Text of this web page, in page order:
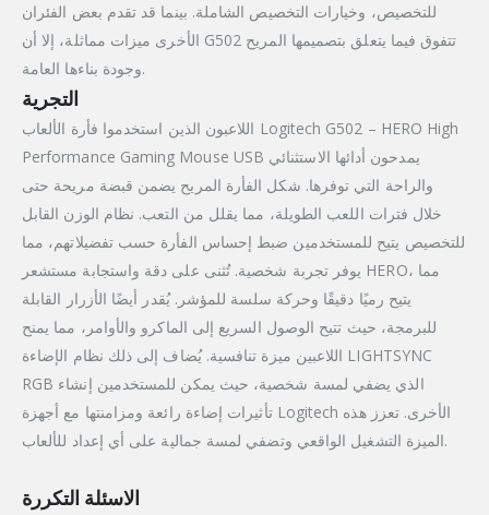
للتخصيص، وخيارات التخصيص الشاملة. بينما قد تقدم بعض الفئران
الأخرى ميزات مماثلة، إلا أن G502 تتفوق فيما يتعلق بتصميمها المريح
وجودة بناءها العامة.
التجرية
اللاعبون الذين استخدموا فأرة الألعاب Logitech G502 – HERO High
Performance Gaming Mouse USB يمدحون أدائها الاستثنائي
والراحة التي توفرها. شكل الفأرة المريح يضمن قبضة مريحة حتى
خلال فترات اللعب الطويلة، مما يقلل من التعب. نظام الوزن القابل
للتخصيص يتيح للمستخدمين ضبط إحساس الفأرة حسب تفضيلاتهم، مما
يوفر تجربة شخصية. تُثنى على دقة واستجابة مستشعر HERO، مما
يتيح رميًا دقيقًا وحركة سلسة للمؤشر. يُقدر أيضًا الأزرار القابلة
للبرمجة، حيث تتيح الوصول السريع إلى الماكرو والأوامر، مما يمنح
اللاعبين ميزة تنافسية. يُضاف إلى ذلك نظام الإضاءة LIGHTSYNC
RGB الذي يضفي لمسة شخصية، حيث يمكن للمستخدمين إنشاء
تأثيرات إضاءة رائعة ومزامنتها مع أجهزة Logitech الأخرى. تعزز هذه
الميزة التشغيل الواقعي وتضفي لمسة جمالية على أي إعداد للألعاب.
الاسئلة التكررة